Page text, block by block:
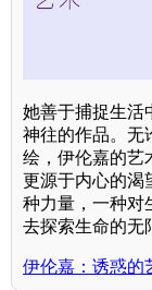
她善于捕捉生活
神往的作品。无
绘，伊伦嘉的艺
更源于内心的渴
种力量，一种对
去探索生命的无
伊伦嘉：诱惑的